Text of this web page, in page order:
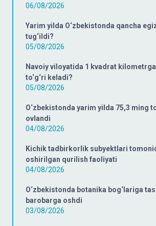
06/08/2026
Yarim yilda O‘zbekistonda qancha
tug‘ildi?
05/08/2026
Navoiy viloyatida 1 kvadrat
to‘g‘ri keladi?
05/08/2026
O‘zbekistonda yarim yilda 75,3 ming
ovlandi
04/08/2026
Kichik tadbirkorlik subyektlari
oshirilgan qurilish faoliyati
04/08/2026
O‘zbekistonda botanika bog‘lariga
barobarga oshdi
03/08/2026